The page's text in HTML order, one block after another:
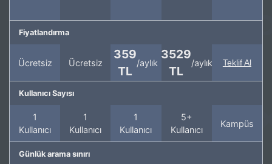
Fiyatlandırma
Ücretsiz Ücretsiz
359
TL
/aylık
3529
TL
/aylık Teklif Al
Kullanıcı Sayısı
1
Kullanıcı
1
Kullanıcı
1
Kullanıcı
5+
Kullanıcı
Kampüs
Günlük arama sınırı